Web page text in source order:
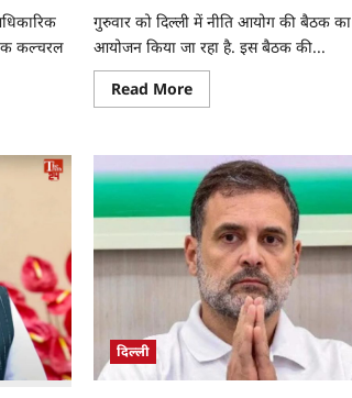
कल्चरल
गुरुवार को दिल्ली में नीति आयोग की बैठक का
आयोजन किया जा रहा है. इस बैठक की...
Read More
दिल्ली